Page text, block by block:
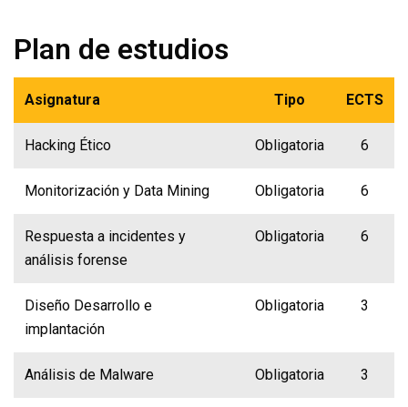
Plan de estudios
Asignatura Tipo ECTS
Hacking Ético Obligatoria 6
Monitorización y Data Mining Obligatoria 6
Respuesta a incidentes y
análisis forense
Obligatoria 6
Diseño Desarrollo e
implantación
Obligatoria 3
Análisis de Malware Obligatoria 3